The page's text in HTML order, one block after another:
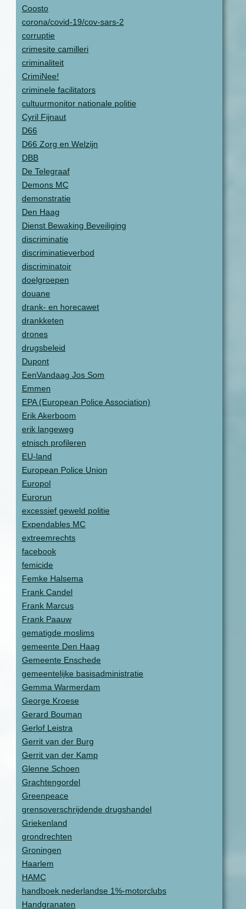
Coosto
corona/covid-19/cov-sars-2
corruptie
crimesite camilleri
criminaliteit
CrimiNee!
criminele facilitators
cultuurmonitor nationale politie
Cyril Fijnaut
D66
D66 Zorg en Welzijn
DBB
De Telegraaf
Demons MC
demonstratie
Den Haag
Dienst Bewaking Beveiliging
discriminatie
discriminatieverbod
discriminatoir
doelgroepen
douane
drank- en horecawet
drankketen
drones
drugsbeleid
Dupont
EenVandaag Jos Som
Emmen
EPA (European Police Association)
Erik Akerboom
erik langeweg
etnisch profileren
EU-land
European Police Union
Europol
Eurorun
excessief geweld politie
Expendables MC
extreemrechts
facebook
femicide
Femke Halsema
Frank Candel
Frank Marcus
Frank Paauw
gematigde moslims
gemeente Den Haag
Gemeente Enschede
gemeentelijke basisadministratie
Gemma Warmerdam
George Kroese
Gerard Bouman
Gerlof Leistra
Gerrit van der Burg
Gerrit van der Kamp
Glenne Schoen
Grachtengordel
Greenpeace
grensoverschrijdende drugshandel
Griekenland
grondrechten
Groningen
Haarlem
HAMC
handboek nederlandse 1%-motorclubs
Handgranaten